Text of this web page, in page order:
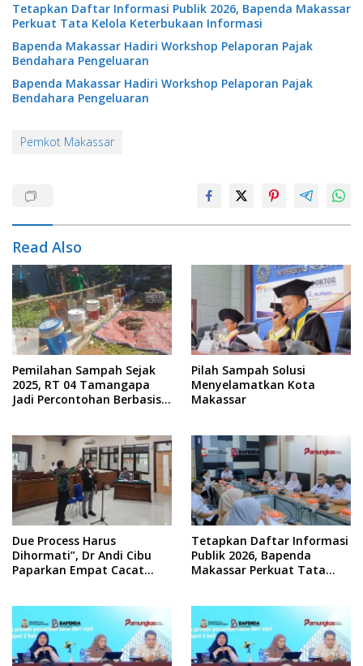
Tetapkan Daftar Informasi Publik 2026, Bapenda Makassar
Perkuat Tata Kelola Keterbukaan Informasi
Bapenda Makassar Hadiri Workshop Pelaporan Pajak
Bendahara Pengeluaran
Bapenda Makassar Hadiri Workshop Pelaporan Pajak
Bendahara Pengeluaran
Pemkot Makassar
Read Also
Pemilahan Sampah Sejak
2025, RT 04 Tamangapa
Jadi Percontohan Berbasis
Pilah Sampah Solusi
Menyelamatkan Kota
Makassar
Due Process Harus
Dihormati”, Dr Andi Cibu
Paparkan Empat Cacat
Tetapkan Daftar Informasi
Publik 2026, Bapenda
Makassar Perkuat Tata